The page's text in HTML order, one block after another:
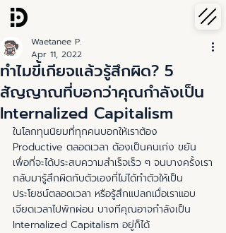
ทำไมขี้เกียจแล้วรู้สึกผิด? 5
สัญญาณที่บอกว่าคุณกำลังเป็น
Internalized Capitalism
Waetanee P.
Apr 11, 2022
ในโลกทุนนิยมที่ทุกคนบอกให้เราต้อง
Productive ตลอดเวลา ต้องเป็นคนเก่ง ขยัน
เพื่อที่จะได้ประสบความสำเร็จเร็ว ๆ จนบางครั้งเรา
กลับมารู้สึกผิดกับตัวเองที่ไม่ได้ทำตัวให้เป็น
ประโยชน์ตลอดเวลา หรือรู้สึกแปลกเมื่อเราแอบ
เจียดเวลาไปพักผ่อน บางทีคุณอาจกำลังเป็น
Internalized Capitalism อยู่ก็ได้